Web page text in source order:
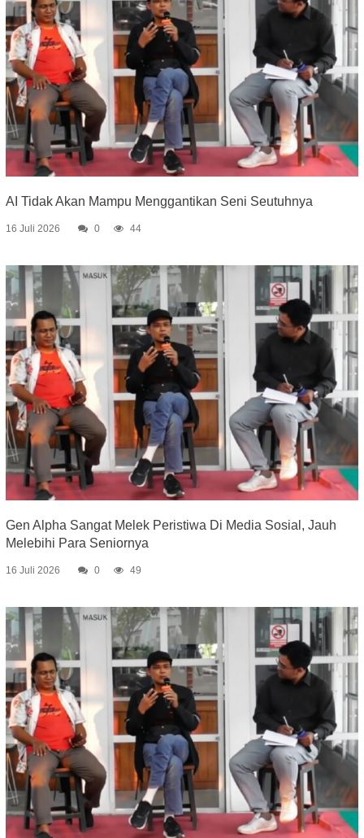
AI Tidak Akan Mampu Menggantikan Seni Seutuhnya
16 Juli 2026 0 44
Gen Alpha Sangat Melek Peristiwa Di Media Sosial, Jauh
Melebihi Para Seniornya
16 Juli 2026 0 49